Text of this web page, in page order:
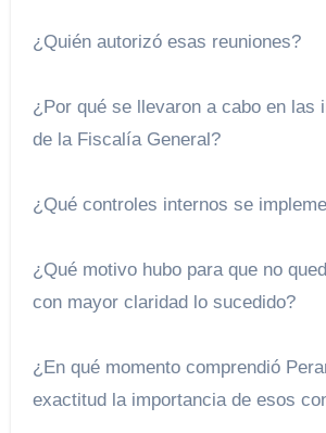
¿Quién autorizó esas reuniones?
¿Por qué se llevaron a cabo en las
de la Fiscalía General?
¿Qué controles internos se
¿Qué motivo hubo para que no
con mayor claridad lo sucedido?
¿En qué momento comprendió
exactitud la importancia de esos